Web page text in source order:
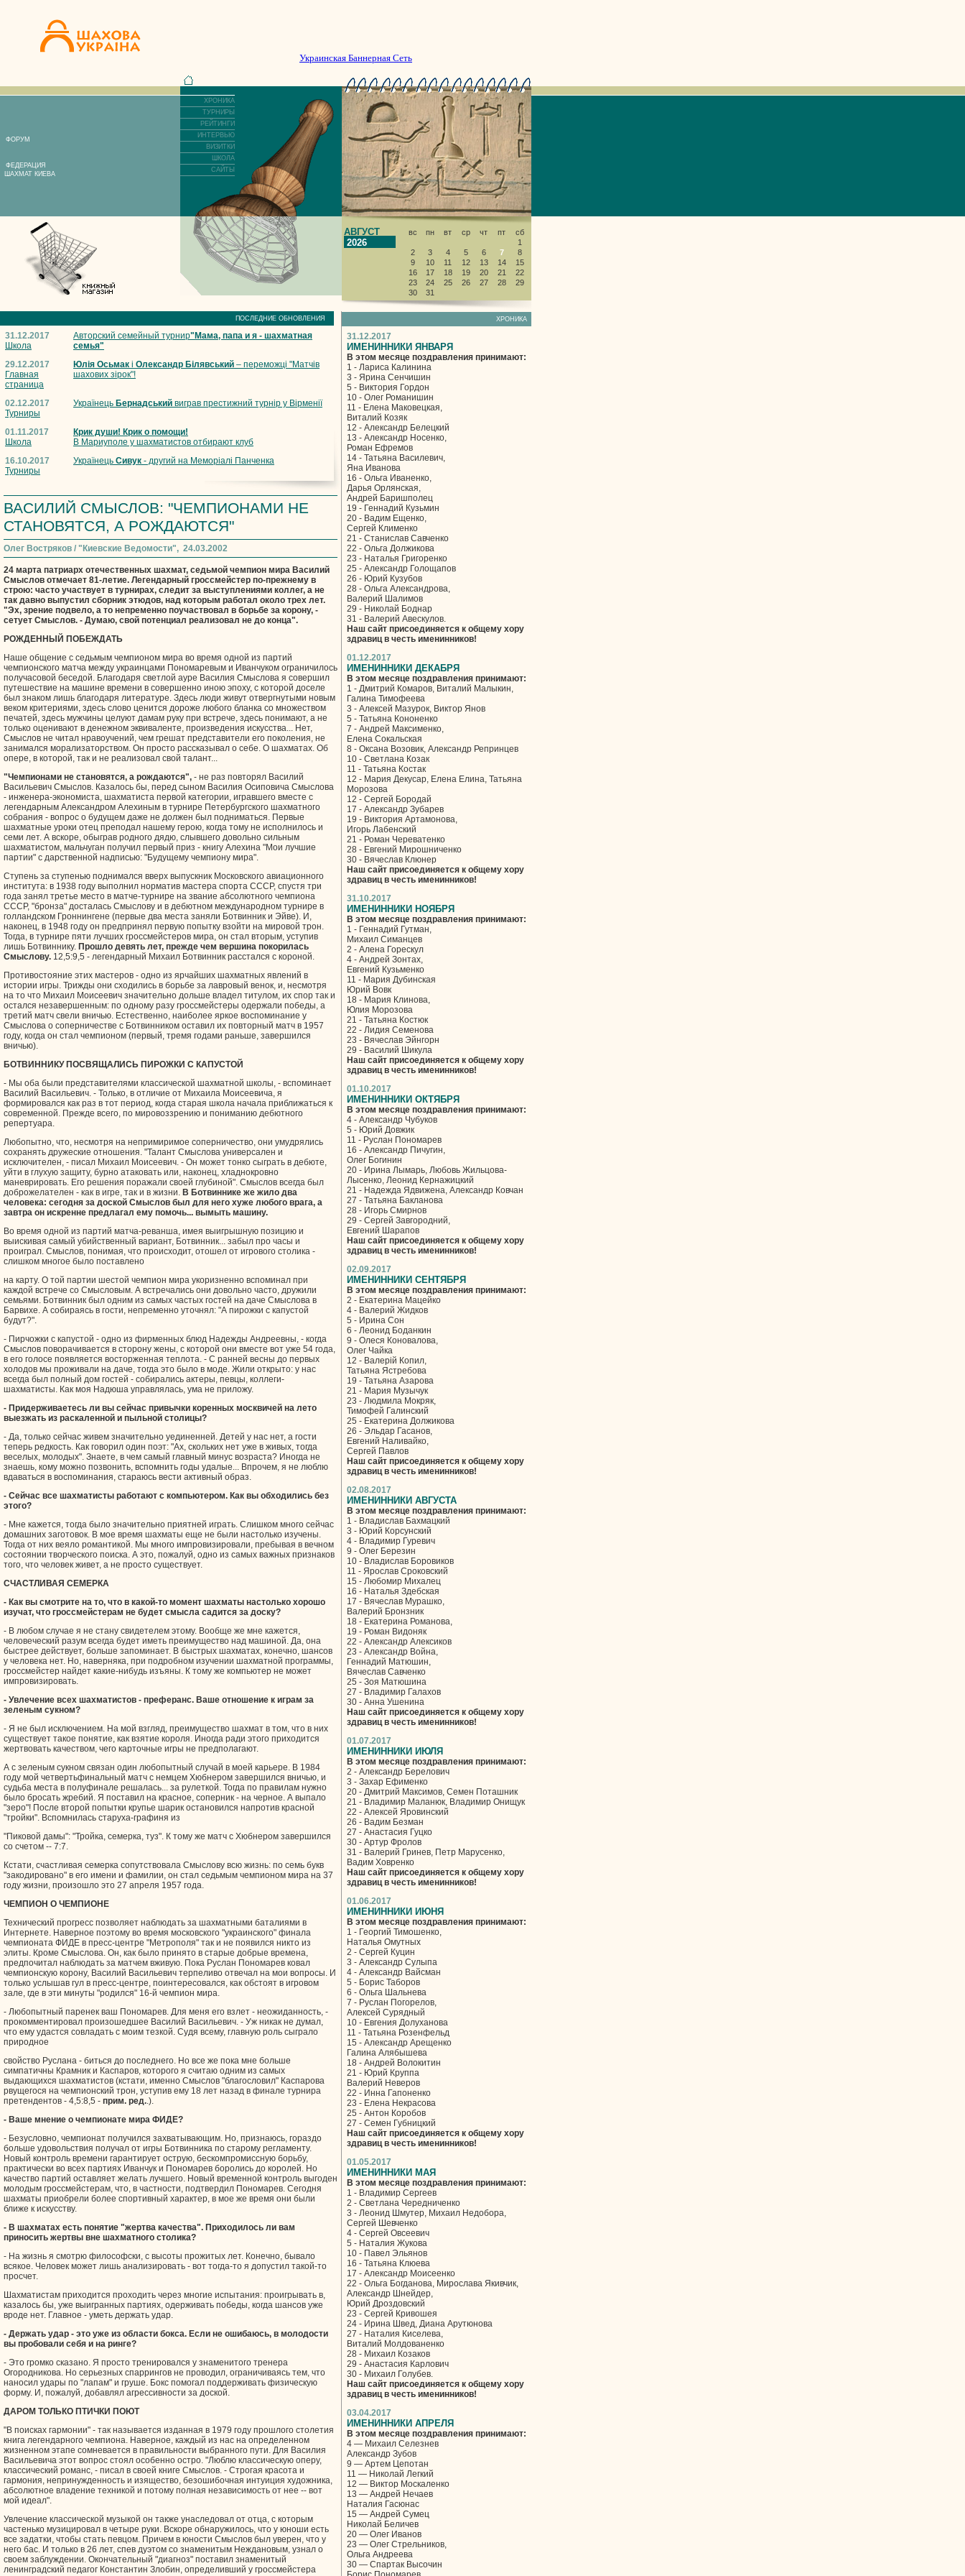
Украинская Баннерная Сеть
ФОРУМ
ФЕДЕРАЦИЯ
ШАХМАТ КИЕВА
ХРОНИКА
ТУРНИРЫ
РЕЙТИНГИ
ИНТЕРВЬЮ
ВИЗИТКИ
ШКОЛА
САЙТЫ
АВГУСТ
2026
вс пн вт ср чт пт
сб
1
2
3 4 5 6 7
8
9
10 11 12 13 14
15
16
17 18 19 20 21
22
23
24 25 26 27 28
29
30
31
ПОСЛЕДНИЕ ОБНОВЛЕНИЯ
31.12.2017
Школа
Авторский семейный турнир"Мама, папа и я - шахматная
семья"
29.12.2017
Главная
страница
Юлія Осьмак і Олександр Білявський – переможці "Матчів
шахових зірок"!
02.12.2017
Турниры
Українець Бернадський виграв престижний турнір у Вірменії
01.11.2017
Школа
Крик души! Крик о помощи!
В Мариуполе у шахматистов отбирают клуб
16.10.2017
Турниры
Українець Сивук - другий на Меморіалі Панченка
ВАСИЛИЙ СМЫСЛОВ: "ЧЕМПИОНАМИ НЕ
СТАНОВЯТСЯ, А РОЖДАЮТСЯ"
Олег Востряков / "Киевские Ведомости", 24.03.2002
24 марта патриарх отечественных шахмат, седьмой чемпион мира Василий
Смыслов отмечает 81-летие. Легендарный гроссмейстер по-прежнему в
строю: часто участвует в турнирах, следит за выступлениями коллег, а не
так давно выпустил сборник этюдов, над которым работал около трех лет.
"Эх, зрение подвело, а то непременно поучаствовал в борьбе за корону, -
сетует Смыслов. - Думаю, свой потенциал реализовал не до конца".
РОЖДЕННЫЙ ПОБЕЖДАТЬ
Наше общение с седьмым чемпионом мира во время одной из партий
чемпионского матча между украинцами Пономаревым и Иванчуком ограничилось
получасовой беседой. Благодаря светлой ауре Василия Смыслова я совершил
путешествие на машине времени в совершенно иною эпоху, с которой доселе
был знаком лишь благодаря литературе. Здесь люди живут отвергнутыми новым
веком критериями, здесь слово ценится дороже любого бланка со множеством
печатей, здесь мужчины целуют дамам руку при встрече, здесь понимают, а не
только оценивают в денежном эквиваленте, произведения искусства... Нет,
Смыслов не читал нравоучений, чем грешат представители его поколения, не
занимался морализаторством. Он просто рассказывал о себе. О шахматах. Об
опере, в которой, так и не реализовал свой талант...
"Чемпионами не становятся, а рождаются", - не раз повторял Василий
Васильевич Cмыслов. Казалось бы, перед сыном Василия Осиповича Смыслова
- инженера-экономиста, шахматиста первой категории, игравшего вместе с
легендарным Александром Алехиным в турнире Петербургского шахматного
собрания - вопрос о будущем даже не должен был подниматься. Первые
шахматные уроки отец преподал нашему герою, когда тому не исполнилось и
семи лет. А вскоре, обыграв родного дядю, слывшего довольно сильным
шахматистом, мальчуган получил первый приз - книгу Алехина "Мои лучшие
партии" с дарственной надписью: "Будущему чемпиону мира".
Ступень за ступенью поднимался вверх выпускник Московского авиационного
института: в 1938 году выполнил норматив мастера спорта СССР, спустя три
года занял третье место в матче-турнире на звание абсолютного чемпиона
СССР, "бронза" досталась Смыслову и в дебютном международном турнире в
голландском Гроннингене (первые два места заняли Ботвинник и Эйве). И,
наконец, в 1948 году он предпринял первую попытку взойти на мировой трон.
Тогда, в турнире пяти лучших гроссмейстеров мира, он стал вторым, уступив
лишь Ботвиннику. Прошло девять лет, прежде чем вершина покорилась
Смыслову. 12,5:9,5 - легендарный Михаил Ботвинник расстался с короной.
Противостояние этих мастеров - одно из ярчайших шахматных явлений в
истории игры. Трижды они сходились в борьбе за лавровый венок, и, несмотря
на то что Михаил Моисеевич значительно дольше владел титулом, их спор так и
остался незавершенным: по одному разу гроссмейстеры одержали победы, а
третий матч свели вничью. Естественно, наиболее яркое воспоминание у
Смыслова о соперничестве с Ботвинником оставил их повторный матч в 1957
году, когда он стал чемпионом (первый, тремя годами раньше, завершился
вничью).
БОТВИННИКУ ПОСВЯЩАЛИСЬ ПИРОЖКИ С КАПУСТОЙ
- Мы оба были представителями классической шахматной школы, - вспоминает
Василий Васильевич. - Только, в отличие от Михаила Моисеевича, я
формировался как раз в тот период, когда старая школа начала приближаться к
современной. Прежде всего, по мировоззрению и пониманию дебютного
репертуара.
Любопытно, что, несмотря на непримиримое соперничество, они умудрялись
сохранять дружеские отношения. "Талант Смыслова универсален и
исключителен, - писал Михаил Моисеевич. - Он может тонко сыграть в дебюте,
уйти в глухую защиту, бурно атаковать или, наконец, хладнокровно
маневрировать. Его решения поражали своей глубиной". Смыслов всегда был
доброжелателен - как в игре, так и в жизни. В Ботвиннике же жило два
человека: сегодня за доской Смыслов был для него хуже любого врага, а
завтра он искренне предлагал ему помочь... вымыть машину.
Во время одной из партий матча-реванша, имея выигрышную позицию и
выискивая самый убийственный вариант, Ботвинник... забыл про часы и
проиграл. Смыслов, понимая, что происходит, отошел от игрового столика -
слишком многое было поставлено
на карту. О той партии шестой чемпион мира укоризненно вспоминал при
каждой встрече со Смысловым. А встречались они довольно часто, дружили
семьями. Ботвинник был одним из самых частых гостей на даче Смыслова в
Барвихе. А собираясь в гости, непременно уточнял: "А пирожки с капустой
будут?".
- Пирчожки с капустой - одно из фирменных блюд Надежды Андреевны, - когда
Смыслов поворачивается в сторону жены, с которой они вместе вот уже 54 года,
в его голосе появляется восторженная теплота. - С ранней весны до первых
холодов мы проживали на даче, тогда это было в моде. Жили открыто: у нас
всегда был полный дом гостей - собирались актеры, певцы, коллеги-
шахматисты. Как моя Надюша управлялась, ума не приложу.
- Придерживаетесь ли вы сейчас привычки коренных москвичей на лето
выезжать из раскаленной и пыльной столицы?
- Да, только сейчас живем значительно уединенней. Детей у нас нет, а гости
теперь редкость. Как говорил один поэт: "Ах, скольких нет уже в живых, тогда
веселых, молодых". Знаете, в чем самый главный минус возраста? Иногда не
знаешь, кому можно позвонить, вспомнить годы удалые... Впрочем, я не люблю
вдаваться в воспоминания, стараюсь вести активный образ.
- Сейчас все шахматисты работают с компьютером. Как вы обходились без
этого?
- Мне кажется, тогда было значительно приятней играть. Слишком много сейчас
домашних заготовок. В мое время шахматы еще не были настолько изучены.
Тогда от них веяло романтикой. Мы много импровизировали, пребывая в вечном
состоянии творческого поиска. А это, пожалуй, одно из самых важных признаков
того, что человек живет, а не просто существует.
СЧАСТЛИВАЯ СЕМЕРКА
- Как вы смотрите на то, что в какой-то момент шахматы настолько хорошо
изучат, что гроссмейстерам не будет смысла садится за доску?
- В любом случае я не стану свидетелем этому. Вообще же мне кажется,
человеческий разум всегда будет иметь преимущество над машиной. Да, она
быстрее действует, больше запоминает. В быстрых шахматах, конечно, шансов
у человека нет. Но, наверняка, при подробном изучении шахматной программы,
гроссмейстер найдет какие-нибудь изъяны. К тому же компьютер не может
импровизировать.
- Увлечение всех шахматистов - преферанс. Ваше отношение к играм за
зеленым сукном?
- Я не был исключением. На мой взгляд, преимущество шахмат в том, что в них
существует такое понятие, как взятие короля. Иногда ради этого приходится
жертвовать качеством, чего карточные игры не предполагают.
А с зеленым сукном связан один любопытный случай в моей карьере. В 1984
году мой четвертьфинальный матч с немцем Хюбнером завершился вничью, и
судьба места в полуфинале решалась... за рулеткой. Тогда по правилам нужно
было бросать жребий. Я поставил на красное, соперник - на черное. А выпало
"зеро"! После второй попытки крупье шарик остановился напротив красной
"тройки". Вспомнилась старуха-графиня из
"Пиковой дамы": "Тройка, семерка, туз". К тому же матч с Хюбнером завершился
со счетом -- 7:7.
Кстати, счастливая семерка сопутствовала Смыслову всю жизнь: по семь букв
"закодировано" в его имени и фамилии, он стал седьмым чемпионом мира на 37
году жизни, произошло это 27 апреля 1957 года.
ЧЕМПИОН О ЧЕМПИОНЕ
Технический прогресс позволяет наблюдать за шахматными баталиями в
Интернете. Наверное поэтому во время московского "украинского" финала
чемпионата ФИДЕ в пресс-центре "Метрополя" так и не появился никто из
элиты. Кроме Смыслова. Он, как было принято в старые добрые времена,
предпочитал наблюдать за матчем вживую. Пока Руслан Пономарев ковал
чемпионскую корону, Василий Васильевич терпеливо отвечал на мои вопросы. И
только услышав гул в пресс-центре, поинтересовался, как обстоят в игровом
зале, где в эти минуты "родился" 16-й чемпион мира.
- Любопытный паренек ваш Пономарев. Для меня его взлет - неожиданность, -
прокомментировал произошедшее Василий Васильевич. - Уж никак не думал,
что ему удастся совладать с моим тезкой. Судя всему, главную роль сыграло
природное
свойство Руслана - биться до последнего. Но все же пока мне больше
симпатичны Крамник и Каспаров, которого я считаю одним из самых
выдающихся шахматистов (кстати, именно Смыслов "благословил" Каспарова
рвущегося на чемпионский трон, уступив ему 18 лет назад в финале турнира
претендентов - 4,5:8,5 - прим. ред..).
- Ваше мнение о чемпионате мира ФИДЕ?
- Безусловно, чемпионат получился захватывающим. Но, признаюсь, гораздо
больше удовольствия получал от игры Ботвинника по старому регламенту.
Новый контроль времени гарантирует острую, бескомпромиссную борьбу,
практически во всех партиях Иванчук и Пономарев боролись до королей. Но
качество партий оставляет желать лучшего. Новый временной контроль выгоден
молодым гроссмейстерам, что, в частности, подтвердил Пономарев. Сегодня
шахматы приобрели более спортивный характер, в мое же время они были
ближе к искусству.
- В шахматах есть понятие "жертва качества". Приходилось ли вам
приносить жертвы вне шахматного столика?
- На жизнь я смотрю философски, с высоты прожитых лет. Конечно, бывало
всякое. Человек может лишь анализировать - вот тогда-то я допустил такой-то
просчет.
Шахматистам приходится проходить через многие испытания: проигрывать в,
казалось бы, уже выигранных партиях, одерживать победы, когда шансов уже
вроде нет. Главное - уметь держать удар.
- Держать удар - это уже из области бокса. Если не ошибаюсь, в молодости
вы пробовали себя и на ринге?
- Это громко сказано. Я просто тренировался у знаменитого тренера
Огородникова. Но серьезных спаррингов не проводил, ограничиваясь тем, что
наносил удары по "лапам" и груше. Бокс помогал поддерживать физическую
форму. И, пожалуй, добавлял агрессивности за доской.
ДАРОМ ТОЛЬКО ПТИЧКИ ПОЮТ
"В поисках гармонии" - так называется изданная в 1979 году прошлого столетия
книга легендарного чемпиона. Наверное, каждый из нас на определенном
жизненном этапе сомневается в правильности выбранного пути. Для Василия
Васильевича этот вопрос стоял особенно остро. "Люблю классическую оперу,
классический романс, - писал в своей книге Смыслов. - Строгая красота и
гармония, непринужденность и изящество, безошибочная интуиция художника,
абсолютное владение техникой и потому полная независимость от нее -- вот
мой идеал".
Увлечение классической музыкой он также унаследовал от отца, с которым
частенько музицировал в четыре руки. Вскоре обнаружилось, что у юноши есть
все задатки, чтобы стать певцом. Причем в юности Смыслов был уверен, что у
него бас. И только в 26 лет, спев дуэтом со знаменитым Неждановым, узнал о
своем заблуждении. Окончательный "диагноз" поставил знаменитый
ленинградский педагог Константин Злобин, определивший у гроссмейстера
ХРОНИКА
31.12.2017
ИМЕНИННИКИ ЯНВАРЯ
В этом месяце поздравления принимают:
1 - Лариса Калинина
3 - Ярина Сенчишин
5 - Виктория Гордон
10 - Олег Романишин
11 - Елена Маковецкая,
Виталий Козяк
12 - Александр Белецкий
13 - Александр Носенко,
Роман Ефремов
14 - Татьяна Василевич,
Яна Иванова
16 - Ольга Иваненко,
Дарья Орлянская,
Андрей Баришполец
19 - Геннадий Кузьмин
20 - Вадим Ещенко,
Сергей Клименко
21 - Станислав Савченко
22 - Ольга Должикова
23 - Наталья Григоренко
25 - Александр Голощапов
26 - Юрий Кузубов
28 - Ольга Александрова,
Валерий Шалимов
29 - Николай Боднар
31 - Валерий Авескулов.
Наш сайт присоединяется к общему хору
здравиц в честь именинников!
01.12.2017
ИМЕНИННИКИ ДЕКАБРЯ
В этом месяце поздравления принимают:
1 - Дмитрий Комаров, Виталий Малыкин,
Галина Тимофеева
3 - Алексей Мазурок, Виктор Янов
5 - Татьяна Кононенко
7 - Андрей Максименко,
Елена Сокальская
8 - Оксана Возовик, Александр Репринцев
10 - Светлана Козак
11 - Татьяна Костак
12 - Мария Декусар, Елена Елина, Татьяна
Морозова
12 - Сергей Бородай
17 - Александр Зубарев
19 - Виктория Артамонова,
Игорь Лабенский
21 - Роман Череватенко
28 - Евгений Мирошниченко
30 - Вячеслав Клюнер
Наш сайт присоединяется к общему хору
здравиц в честь именинников!
31.10.2017
ИМЕНИННИКИ НОЯБРЯ
В этом месяце поздравления принимают:
1 - Геннадий Гутман,
Михаил Симанцев
2 - Алена Горескул
4 - Андрей Зонтах,
Евгений Кузьменко
11 - Мария Дубинская
Юрий Вовк
18 - Мария Клинова,
Юлия Морозова
21 - Татьяна Костюк
22 - Лидия Семенова
23 - Вячеслав Эйнгорн
29 - Василий Шикула
Наш сайт присоединяется к общему хору
здравиц в честь именинников!
01.10.2017
ИМЕНИННИКИ ОКТЯБРЯ
В этом месяце поздравления принимают:
4 - Александр Чубуков
5 - Юрий Довжик
11 - Руслан Пономарев
16 - Александр Пичугин,
Олег Богинин
20 - Ирина Лымарь, Любовь Жильцова-
Лысенко, Леонид Кернажицкий
21 - Надежда Ядвижена, Александр Ковчан
27 - Татьяна Бакланова
28 - Игорь Смирнов
29 - Сергей Завгородний,
Евгений Шарапов
Наш сайт присоединяется к общему хору
здравиц в честь именинников!
02.09.2017
ИМЕНИННИКИ СЕНТЯБРЯ
В этом месяце поздравления принимают:
2 - Екатерина Мацейко
4 - Валерий Жидков
5 - Ирина Сон
6 - Леонид Боданкин
9 - Олеся Коновалова,
Олег Чайка
12 - Валерій Копил,
Татьяна Ястребова
19 - Татьяна Азарова
21 - Мария Музычук
23 - Людмила Мокряк,
Тимофей Галинский
25 - Екатерина Должикова
26 - Эльдар Гасанов,
Евгений Наливайко,
Сергей Павлов
Наш сайт присоединяется к общему хору
здравиц в честь именинников!
02.08.2017
ИМЕНИННИКИ АВГУСТА
В этом месяце поздравления принимают:
1 - Владислав Бахмацкий
3 - Юрий Корсунский
4 - Владимир Гуревич
9 - Олег Березин
10 - Владислав Боровиков
11 - Ярослав Сроковский
15 - Любомир Михалец
16 - Наталья Здебская
17 - Вячеслав Мурашко,
Валерий Бронзник
18 - Екатерина Романова,
19 - Роман Видоняк
22 - Александр Алексиков
23 - Александр Война,
Геннадий Матюшин,
Вячеслав Савченко
25 - Зоя Матюшина
27 - Владимир Галахов
30 - Анна Ушенина
Наш сайт присоединяется к общему хору
здравиц в честь именинников!
01.07.2017
ИМЕНИННИКИ ИЮЛЯ
В этом месяце поздравления принимают:
2 - Александр Берелович
3 - Захар Ефименко
20 - Дмитрий Максимов, Семен Поташник
21 - Владимир Маланюк, Владимир Онищук
22 - Алексей Яровинский
26 - Вадим Безман
27 - Анастасия Гуцко
30 - Артур Фролов
31 - Валерий Гринев, Петр Марусенко,
Вадим Ховренко
Наш сайт присоединяется к общему хору
здравиц в честь именинников!
01.06.2017
ИМЕНИННИКИ ИЮНЯ
В этом месяце поздравления принимают:
1 - Георгий Тимошенко,
Наталья Омутных
2 - Сергей Куцин
3 - Александр Сулыпа
4 - Александр Вайсман
5 - Борис Таборов
6 - Ольга Шальнева
7 - Руслан Погорелов,
Алексей Сурядный
10 - Евгения Долуханова
11 - Татьяна Розенфельд
15 - Александр Арещенко
Галина Алябышева
18 - Андрей Волокитин
21 - Юрий Круппа
Валерий Неверов
22 - Инна Гапоненко
23 - Елена Некрасова
25 - Антон Коробов
27 - Семен Губницкий
Наш сайт присоединяется к общему хору
здравиц в честь именинников!
01.05.2017
ИМЕНИННИКИ МАЯ
В этом месяце поздравления принимают:
1 - Владимир Сергеев
2 - Светлана Чередниченко
3 - Леонид Шмутер, Михаил Недобора,
Сергей Шевченко
4 - Сергей Овсеевич
5 - Наталия Жукова
10 - Павел Эльянов
16 - Татьяна Клюева
17 - Александр Моисеенко
22 - Ольга Богданова, Мирослава Якивчик,
Александр Шнейдер,
Юрий Дроздовский
23 - Сергей Кривошея
24 - Ирина Швед, Диана Арутюнова
27 - Наталия Киселева,
Виталий Молдованенко
28 - Михаил Козаков
29 - Анастасия Карлович
30 - Михаил Голубев.
Наш сайт присоединяется к общему хору
здравиц в честь именинников!
03.04.2017
ИМЕНИННИКИ АПРЕЛЯ
В этом месяце поздравления принимают:
4 — Михаил Селезнев
Александр Зубов
9 — Артем Цепотан
11 — Николай Легкий
12 — Виктор Москаленко
13 — Андрей Нечаев
Наталия Гасюнас
15 — Андрей Сумец
Николай Беличев
20 — Олег Иванов
23 — Олег Стрельников,
Ольга Андреева
30 — Спартак Высочин